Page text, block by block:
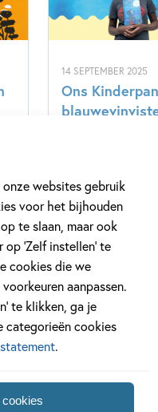
websites gebruik
voor het bijhouden
te slaan, maar ook
‘Zelf instellen’ te
cookies die we
aanpassen.
te klikken, ga je
categorieën cookies
.
14 SEPTEMBER 2025
Ons